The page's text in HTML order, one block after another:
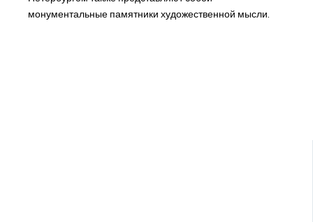
монументальные памятники художественной мысли.